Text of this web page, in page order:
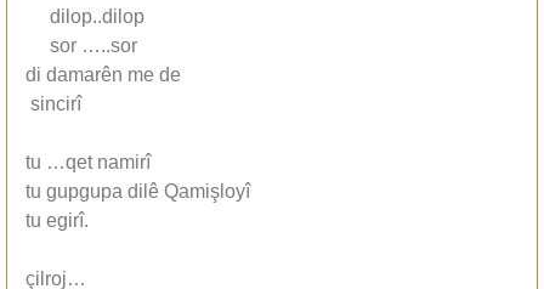
dilop..dilop
sor …..sor
di damarên me de
sincirî
tu …qet namirî
tu gupgupa dilê Qamişloyî
tu egirî.
çilroj…